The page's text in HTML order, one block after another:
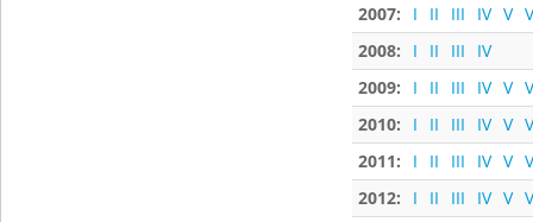
2007:
I II III IV V
2008:
I II III
IV
2009:
I II III IV V
2010:
I II III IV V
2011:
I II III IV V
2012:
I II III IV V